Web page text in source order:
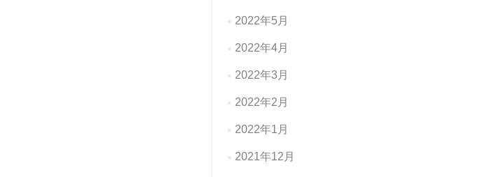
2022年5月
2022年4月
2022年3月
2022年2月
2022年1月
2021年12月